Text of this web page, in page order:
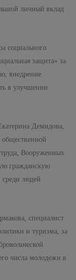
личный вклад
социального
защита» за
внедрение
в улучшении
Демидова,
общественной
Вооруженных
гражданскую
людей
специалист
и туризма, за
числа молодежи в